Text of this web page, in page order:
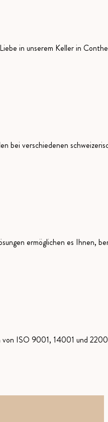
in unserem Keller in
bei verschiedenen
ermöglichen es Ihnen,
ISO 9001, 14001 und